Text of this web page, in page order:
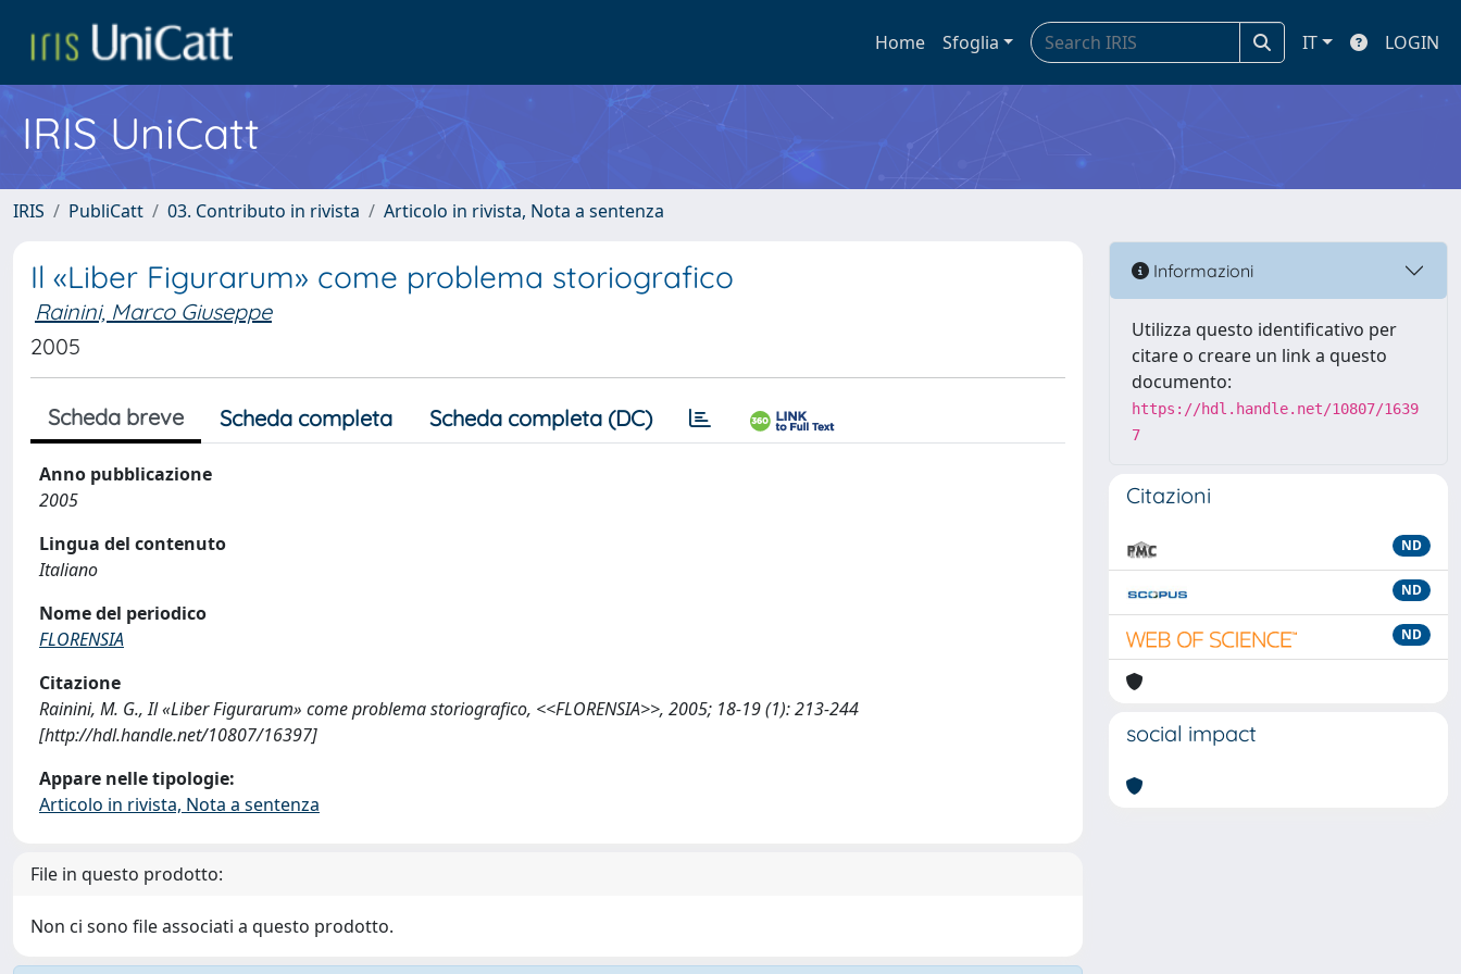
Home Sfoglia IT LOGIN
IRIS UniCatt
IRIS PubliCatt 03. Contributo in rivista Articolo in rivista, Nota a sentenza
Il «Liber Figurarum» come problema storiografico
Rainini, Marco Giuseppe
2005
Scheda breve Scheda completa Scheda completa (DC)
Anno pubblicazione
2005
Lingua del contenuto
Italiano
Nome del periodico
FLORENSIA
Citazione
Rainini, M. G., Il «Liber Figurarum» come problema storiografico, <<FLORENSIA>>, 2005; 18-19 (1): 213-244
[http://hdl.handle.net/10807/16397]
Appare nelle tipologie:
Articolo in rivista, Nota a sentenza
File in questo prodotto:
Non ci sono file associati a questo prodotto.
Informazioni
Utilizza questo identificativo per
citare o creare un link a questo
documento:
https://hdl.handle.net/10807/1639
7
Citazioni
ND
ND
ND
social impact